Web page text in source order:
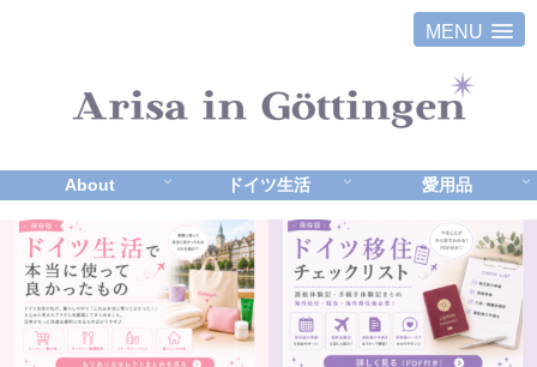
MENU
About ドイツ生活 愛用品